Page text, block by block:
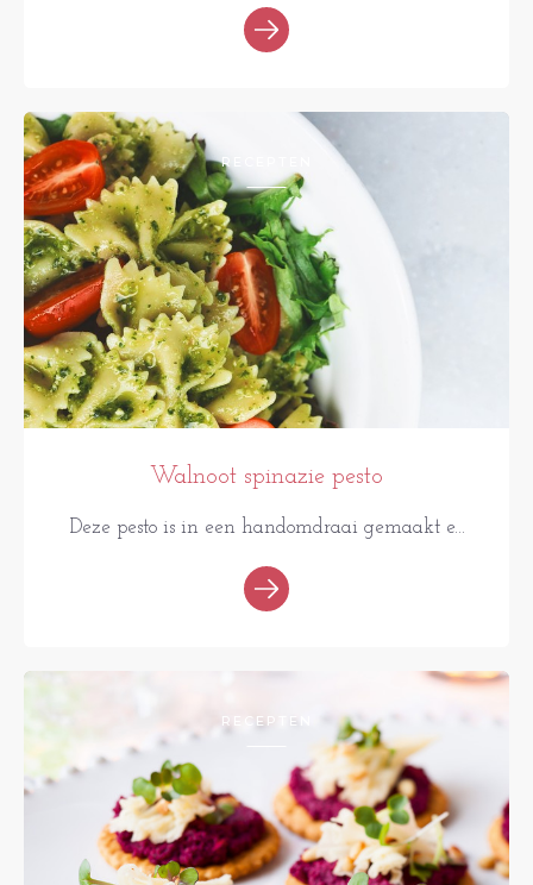
RECEPTEN
Walnoot spinazie pesto
Deze pesto is in een handomdraai gemaakt e...
RECEPTEN